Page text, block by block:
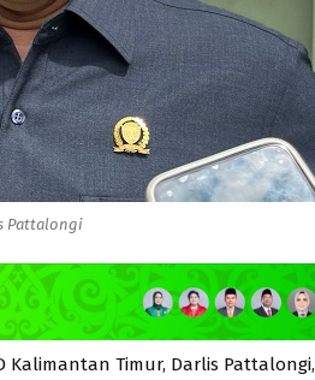
Pattalongi
Kalimantan Timur, Darlis Pattalongi,